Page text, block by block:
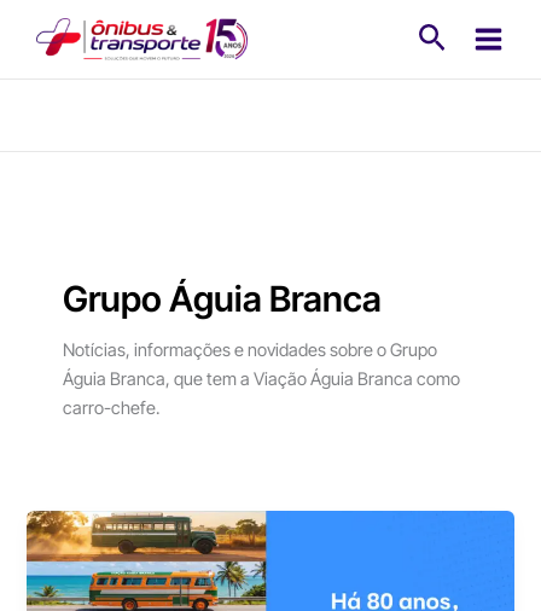
Grupo Águia Branca
Notícias, informações e novidades sobre o Grupo
Águia Branca, que tem a Viação Águia Branca como
carro-chefe.